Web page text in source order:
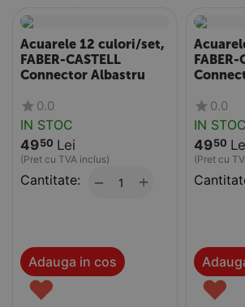
Acuarele 12 culori/set,
FABER-CASTELL
Connector Albastru
0.0
IN STOC
4950 Lei
(Pret cu TVA inclus)
Cantitate: +
−
Adauga in cos
♥
FABER-
0.0
IN STOC
4950
(Pret cu
♥